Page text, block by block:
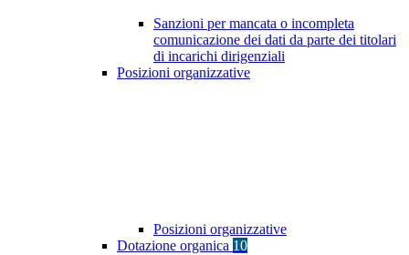
Sanzioni per mancata o incompleta
comunicazione dei dati da parte dei titolari
di incarichi dirigenziali
Posizioni organizzative
Posizioni organizzative
Dotazione organica 10